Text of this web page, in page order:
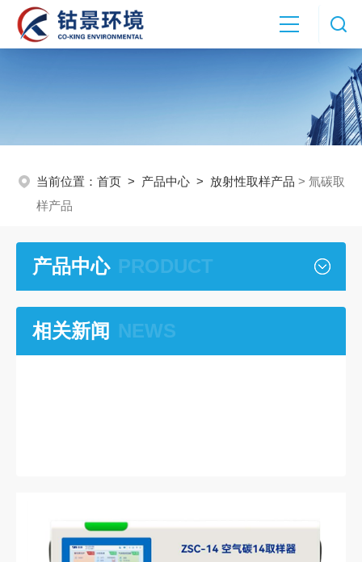
当前位置： 首页 > 产品中心 > 放射性取样产品 > 氚碳取
样产品
PRODUCT
产品中心
NEWS
相关新闻